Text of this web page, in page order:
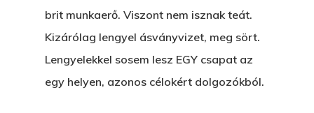
brit munkaerő. Viszont nem isznak teát.
Kizárólag lengyel ásványvizet, meg sört.
Lengyelekkel sosem lesz EGY csapat az
egy helyen, azonos célokért dolgozókból.
Egy Hitelt, Ödön?
ELMENT A VILLAMOS